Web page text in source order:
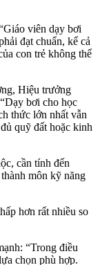
viên dạy bơi
đạt chuẩn, kể cả
con trẻ không thể
Hiệu trưởng
bơi cho học
thức lớn nhất vẫn
quỹ đất hoặc kinh
cần tính đến
môn kỹ năng
hơn rất nhiều so
“Trong điều
chọn phù hợp.